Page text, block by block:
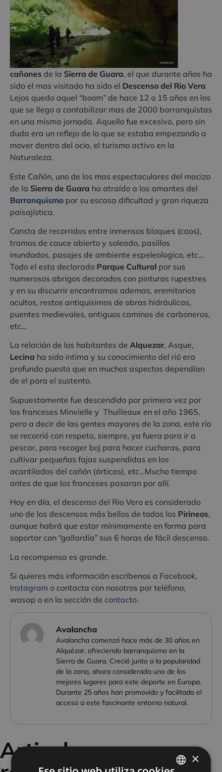
cañones de la Sierra de Guara, el que durante años ha
sido el mas visitado ha sido el Descenso del Rio Vero.
Lejos quedo aquel “boom” de hace 12 o 15 años en los
que se llego a contabilizar mas de 2000 barranquistas
en una misma jornada. Aquello fue excesivo, pero sin
duda era un reflejo de lo que se estaba empezando a
mover dentro del ocio, el turismo activo en la
Naturaleza.
Este Cañón, uno de los mas espectaculares del macizo
de la Sierra de Guara ha atraído a los amantes del
Barranquismo por su escasa dificultad y gran riqueza
paisajística.
Consta de recorridos entre inmensos bloques (caos),
tramos de cauce abierto y soleado, pasillos
inundados, pasajes de ambiente espeleologico, etc…
Todo el esta declarado Parque Cultural por sus
numerosos abrigos decorados con pinturas rupestres
y en su discurrir encontramos ademas, eremitorios
ocultos, restos antiquisimos de obras hidráulicas,
puentes medievales, antiguos caminos de carboneros,
etc…
La relación de los habitantes de Alquezar, Asque,
Lecina ha sido intima y su conocimiento del rió era
profundo puesto que en muchos aspectos dependían
de el para el sustento.
Supuestamente fue descendido por primera vez por
los franceses Minvielle y Thuilleaux en el año 1965,
pero a decir de las gentes mayores de la zona, este río
se recorrió con respeto, siempre, ya fuera para ir a
pescar, para recoger boj para hacer cucharas, para
cultivar pequeñas fajas suspendidas en los
acantilados del cañón (árticas), etc…Mucho tiempo
antes de que los franceses pasaran por allí.
Hoy en día, el descenso del Rio Vero es considerado
uno de los descensos más bellos de todos los Pirineos,
aunque habrá que estar mínimamente en forma para
soportar con “gallardía” sus 6 horas de fácil descenso.
La recompensa es grande.
Si quieres más información escríbenos a Facebook,
Instagram o contacta con nosotros por teléfono,
wasap o en la sección de contacto.
Avalancha
Avalancha comenzó hace más de 30 años en
Alquézar, ofreciendo barranquismo en la
Sierra de Guara. Creció junto a la popularidad
de la zona, ahora considerada uno de los
mejores lugares para este deporte en Europa.
Durante 25 años han promovido y facilitado el
acceso a este fascinante entorno natural.
Articulos
×